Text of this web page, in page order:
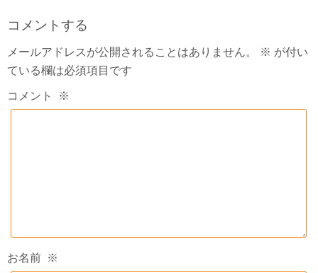
コメントする
メールアドレスが公開されることはありません。 ※ が付い
ている欄は必須項目です
コメント ※
お名前 ※